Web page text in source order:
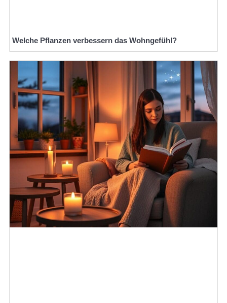
Welche Pflanzen verbessern das Wohngefühl?